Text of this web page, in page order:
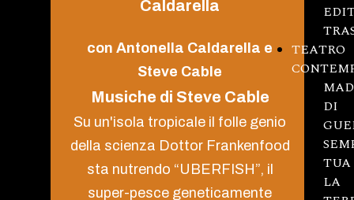
TEATRO
DI
TUA
LA
Caldarella
con Antonella Caldarella e
Steve Cable
Musiche di Steve Cable
Su un'isola tropicale il folle genio
della scienza Dottor Frankenfood
sta nutrendo “UBERFISH”, il
super-pesce geneticamente